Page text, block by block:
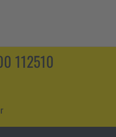
112510